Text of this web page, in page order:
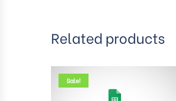
Related products
Sale!